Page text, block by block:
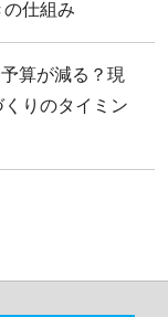
仕組み
算が減る？現
りのタイミン